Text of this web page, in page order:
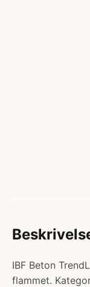
IBF Beton
flammet.